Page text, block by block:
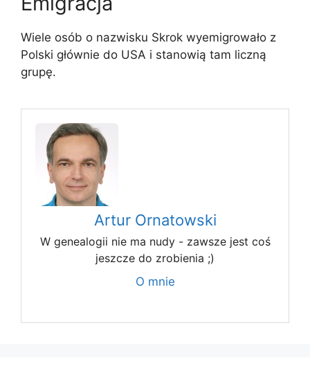
Wiele osób o nazwisku Skrok wyemigrowało z
Polski głównie do USA i stanowią tam liczną
grupę.
Artur Ornatowski
W genealogii nie ma nudy - zawsze jest coś
jeszcze do zrobienia ;)
O mnie